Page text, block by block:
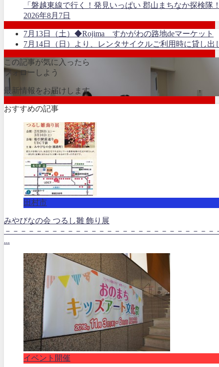
「磐越東線で行く！発見いっぱい 郡山まちなか探検隊
2026年8月7日
7月13日（土）◆Rojima すかがわの路地deマーケット
7月14日（日）より、レンタサイクルご利用時に貸し
この記事が気に入ったら
フォローしよう
最新情報をお届けします
おすすめの記事
田村市
みやびなの会 つるし雛 飾り展
－－－－－－－－－－－－－－－－－－－－－－－－－－
...
イベント開催